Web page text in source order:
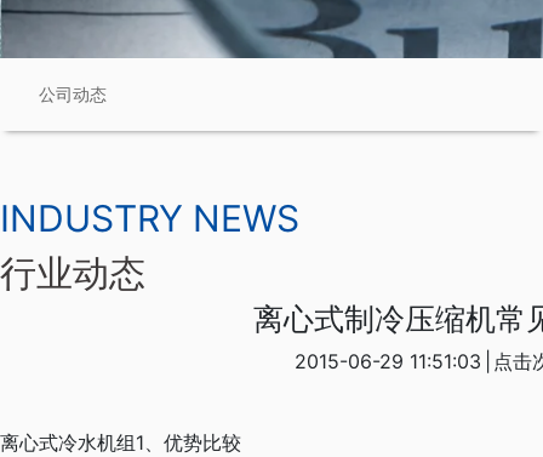
公司动态
INDUSTRY NEWS
行业动态
离心式制冷压缩机常
2015-06-29 11:51:03 点击
离心式冷水机组1、优势比较